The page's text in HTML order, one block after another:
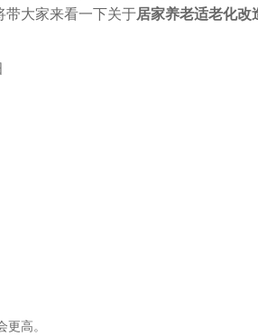
带大家来看一下关于居家养老适老化改
高。